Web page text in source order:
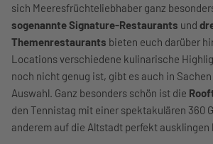
sich Meeresfrüchteliebhaber ganz
sogenannte Signature-Restaurants und
Themenrestaurants bieten euch darüber
Locations verschiedene kulinarische
noch nicht genug ist, gibt es auch in
Auswahl. Ganz besonders schön ist die
den Tennistag mit einer spektakulären 360
anderem auf die Altstadt perfekt ausklingen